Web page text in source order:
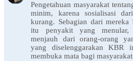
Pengetahuan masyarakat
minim, karena sosialisasi
kurang. Sebagian dari mereka
itu penyakit yang menular,
menjauh dari orang-orang
yang diselenggarakan KBR
membuka mata bagi